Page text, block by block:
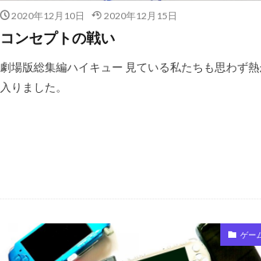
2020年12月10日 2020年12月15日
コンセプトの戦い
劇場版総集編ハイキュー 見ている私たちも思わず
入りました。
ゲー